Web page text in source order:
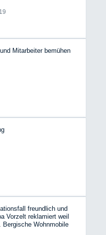
Mitarbeiter bemühen
freundlich und
Vorzelt reklamiert weil
Wohnmobile